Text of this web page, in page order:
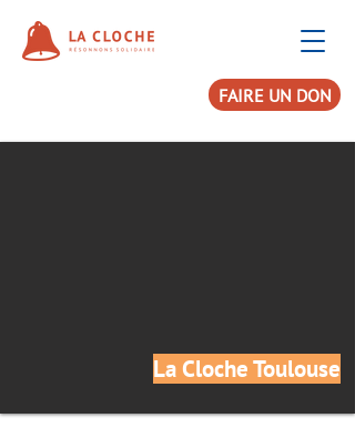
FAIRE UN DON
La Cloche Toulouse